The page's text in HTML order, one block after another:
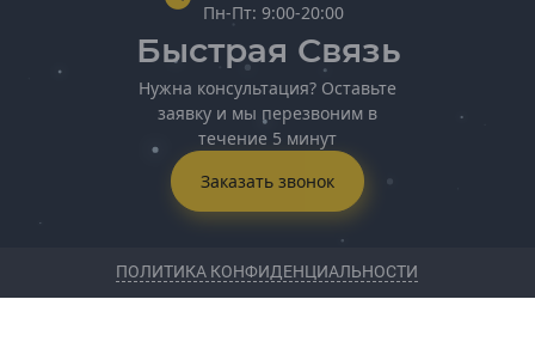
Пн-Пт: 9:00-20:00
Быстрая Связь
Нужна консультация? Оставьте
заявку и мы перезвоним в
течение 5 минут
Заказать звонок
ПОЛИТИКА КОНФИДЕНЦИАЛЬНОСТИ
Минеральные Воды
Михайловск
Невинномысск
Новоалександровск
Новопавловск
Тамбовская область